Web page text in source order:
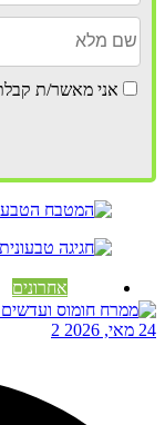
אני מאשר/ת קבלת
אחרונים
24 מאי, 2026 2